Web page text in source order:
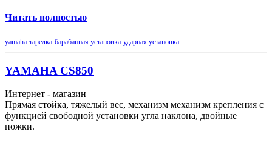
Читать полностью
yamaha тарелка барабанная установка ударная установка
YAMAHA CS850
Интернет - магазин
Прямая стойка, тяжелый вес, механизм механизм крепления с
функцией свободной установки угла наклона, двойные
ножки.